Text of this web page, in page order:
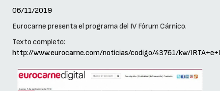
06/11/2019
Eurocarne presenta el programa del IV Fórum Cárnico.
Texto completo:
http://www.eurocarne.com/noticias/codigo/43761/kw/